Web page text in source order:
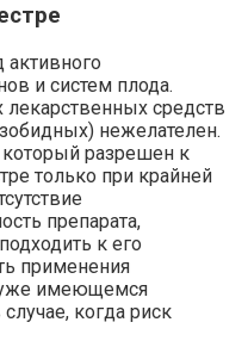
и систем плода.
средств
нежелателен.
который разрешен к
только при крайней
препарата,
к его
применения
уже имеющемся
когда риск